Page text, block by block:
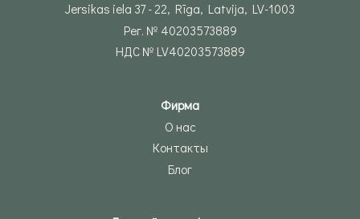
Jersikas iela 37 - 22, Rīga, Latvija, LV-1003
Рег. № 40203573889
НДС № LV40203573889
Фирма
О нас
Контакты
Блог